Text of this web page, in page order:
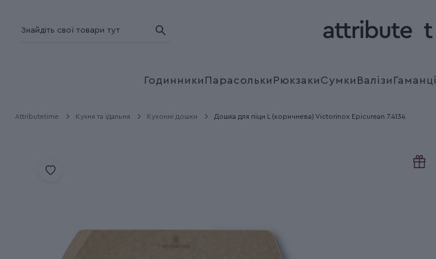
Годинники Парасольки Рюкзаки Сумки Валізи Гаманці
Attributetime Кухня та їдальня Кухонні дошки Дошка для піци L (коричнева) Victorinox Epicurean 7.4134